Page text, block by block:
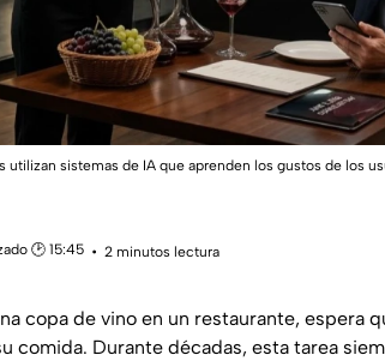
utilizan sistemas de IA que aprenden los gustos de los
🕑 15:45
2 minutos lectura
copa de vino en un restaurante, espera
comida. Durante décadas, esta tarea